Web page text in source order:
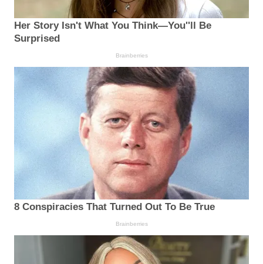
Her Story Isn't What You Think—You''ll Be
Surprised
Brainberries
8 Conspiracies That Turned Out To Be True
Brainberries